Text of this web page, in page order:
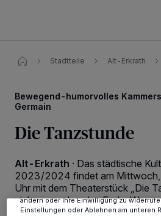
Stadtteile Alt-Erkrath
Bewegend-humorvolles
Germain
Die Tanzstunde
Alt-Erkrath · Das städtische
2023/2024 findet am Mittwoch,
Uhr mit dem Theaterstück „Die
vielversprechendes Ende. Wenn
Stadthalle Erkrath öffnet,
personenbezogene Daten wie
Kennungen auf Ihrem Gerät zu. Durch
verarbeiten Daten, um Ihnen Dienste
Zwecke. Wenn Tracker deaktiviert sind,
Anzeigen möglicherweise nicht mehr so
dieses Menü jederzeit wieder aufrufen,
ändern oder Ihre Einwilligung zu
Einstellungen oder Ablehnen am unteren